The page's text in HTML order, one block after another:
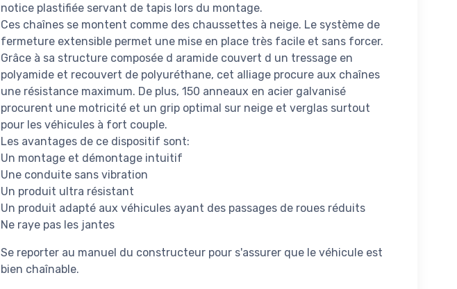
notice plastifiée servant de tapis lors du montage.
Ces chaînes se montent comme des chaussettes à neige. Le système de
fermeture extensible permet une mise en place très facile et sans forcer.
Grâce à sa structure composée d aramide couvert d un tressage en
polyamide et recouvert de polyuréthane, cet alliage procure aux chaînes
une résistance maximum. De plus, 150 anneaux en acier galvanisé
procurent une motricité et un grip optimal sur neige et verglas surtout
pour les véhicules à fort couple.
Les avantages de ce dispositif sont:
Un montage et démontage intuitif
Une conduite sans vibration
Un produit ultra résistant
Un produit adapté aux véhicules ayant des passages de roues réduits
Ne raye pas les jantes
Se reporter au manuel du constructeur pour s'assurer que le véhicule est
bien chaînable.